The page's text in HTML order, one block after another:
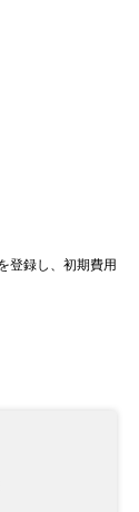
登録し、初期費用